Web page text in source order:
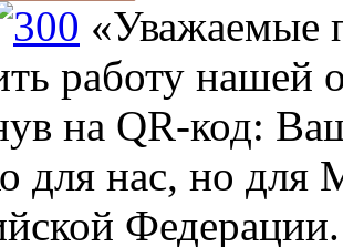
«Уважаемые
работу нашей
на QR-код:
для нас, но для